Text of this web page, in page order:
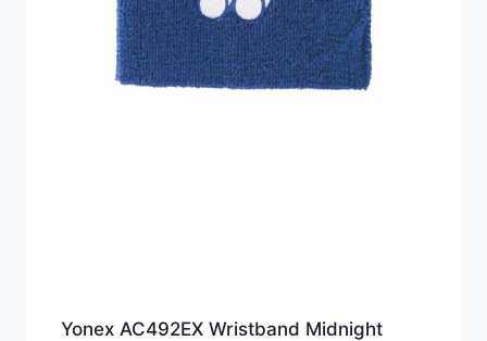
Yonex AC492EX Wristband Midnight